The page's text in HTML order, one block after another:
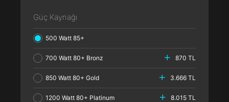
Güç Kaynağı
500 Watt 85+
700 Watt 80+ Bronz 870 TL
850 Watt 80+ Gold 3.666 TL
1200 Watt 80+ Platinum 8.015 TL